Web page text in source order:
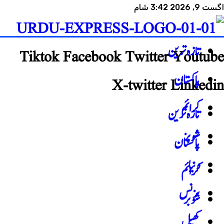
اگست 9, 2026 3:42 شام
TiktokFacebook TwitterYoutube
X-twitterLinkedin
تازہ ترین
پاکستان
کرائم
شوبز
تازہ ترین
پاکستان
کرائم
شوبز
دنیا
بزنس